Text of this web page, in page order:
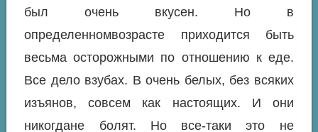
был очень вкусен. Но в
определенномвозрасте приходится быть
весьма осторожными по отношению к еде.
Все дело взубах. В очень белых, без всяких
изъянов, совсем как настоящих. И они
никогдане болят. Но все-таки это не